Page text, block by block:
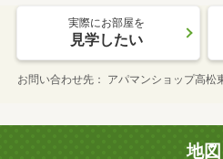
実際にお部屋を
見学したい
お問い合わせ先 アパマンショップ高
地図